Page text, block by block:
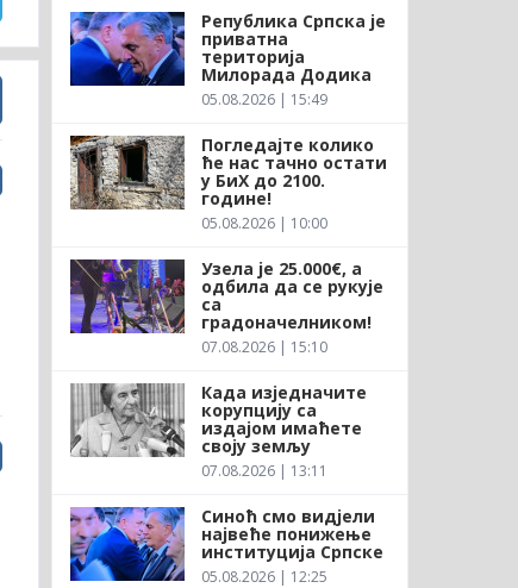
Република Српска је
приватна
територија
Милорада Додика
05.08.2026 | 15:49
Погледајте колико
ће нас тачно остати
у БиХ до 2100.
године!
05.08.2026 | 10:00
Узела је 25.000€, а
одбила да се рукује
са
градоначелником!
07.08.2026 | 15:10
Када изједначите
корупцију са
издајом имаћете
своју земљу
07.08.2026 | 13:11
Синоћ смо видјели
највеће понижење
институција Српске
05.08.2026 | 12:25